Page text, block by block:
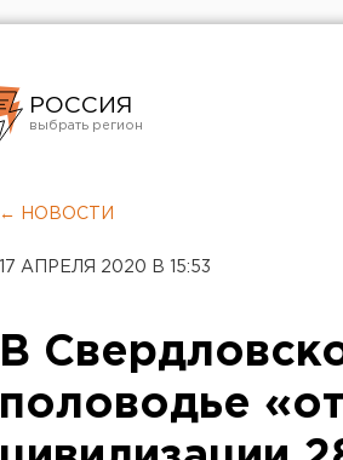
РОССИЯ
Челябинск
← НОВОСТИ
17 АПРЕЛЯ 2020 В 15:53
В
половодье